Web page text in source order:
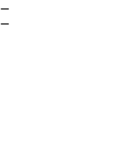
ー
ー